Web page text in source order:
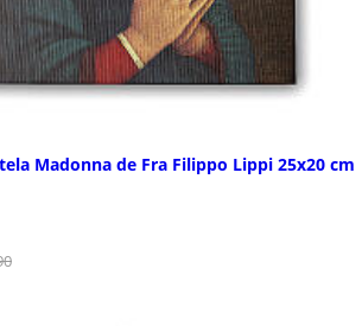
Madonna de Fra Filippo Lippi 25x20 cm